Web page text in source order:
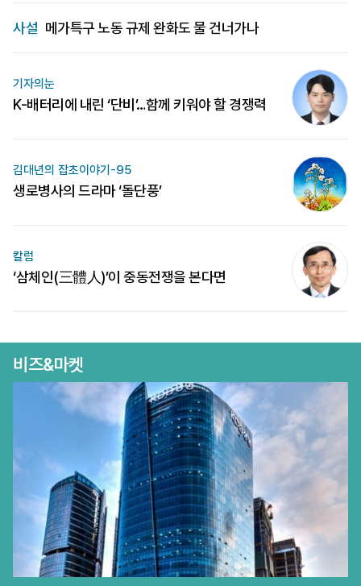
사설 메가특구 노동 규제 완화도 물 건너가나
기자의눈
K-배터리에 내린 ‘단비’…함께 키워야 할 경쟁력
김대년의 잡초이야기-95
생로병사의 드라마 ‘돌단풍’
칼럼
‘삼체인(三體人)’이 중동전쟁을 본다면
비즈&마켓